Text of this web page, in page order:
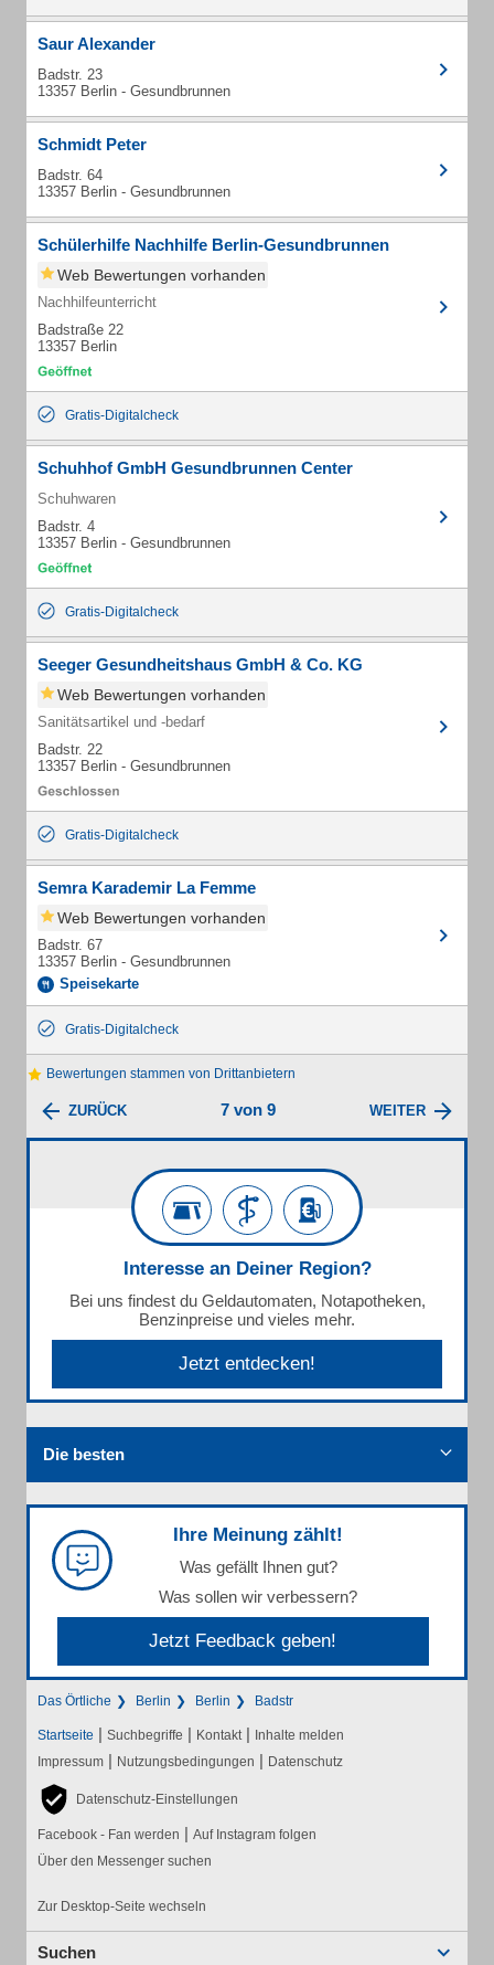
Saur Alexander
Badstr. 23
13357 Berlin - Gesundbrunnen
Schmidt Peter
Badstr. 64
13357 Berlin - Gesundbrunnen
Schülerhilfe Nachhilfe Berlin-Gesundbrunnen
Web Bewertungen vorhanden
Nachhilfeunterricht
Badstraße 22
13357 Berlin
Gratis-Digitalcheck
Schuhhof GmbH Gesundbrunnen Center
Schuhwaren
Badstr. 4
13357 Berlin - Gesundbrunnen
Gratis-Digitalcheck
Seeger Gesundheitshaus GmbH & Co. KG
Web Bewertungen vorhanden
Sanitätsartikel und -bedarf
Badstr. 22
13357 Berlin - Gesundbrunnen
Gratis-Digitalcheck
Semra Karademir La Femme
Web Bewertungen vorhanden
Badstr. 67
13357 Berlin - Gesundbrunnen
Speisekarte
Gratis-Digitalcheck
Bewertungen stammen von Drittanbietern
ZURÜCK 7 von 9 WEITER
Interesse an Deiner Region?
Bei uns findest du Geldautomaten, Notapotheken,
Benzinpreise und vieles mehr.
Jetzt entdecken!
Die besten
Ihre Meinung zählt!
Was gefällt Ihnen gut?
Was sollen wir verbessern?
Jetzt Feedback geben!
Das Örtliche Berlin Berlin Badstr
Startseite | Suchbegriffe | Kontakt | Inhalte melden
Impressum | Nutzungsbedingungen | Datenschutz
Datenschutz-Einstellungen
Facebook - Fan werden | Auf Instagram folgen
Über den Messenger suchen
Zur Desktop-Seite wechseln
Suchen